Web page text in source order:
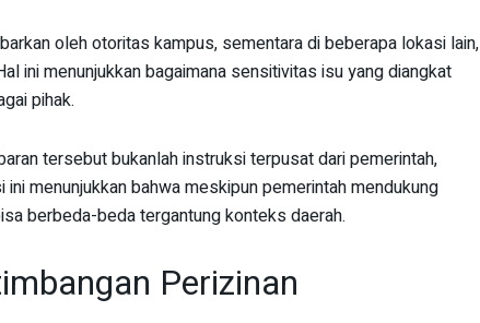
oleh otoritas kampus, sementara di beberapa lokasi lain,
ini menunjukkan bagaimana sensitivitas isu yang diangkat
pihak.
tersebut bukanlah instruksi terpusat dari pemerintah,
menunjukkan bahwa meskipun pemerintah mendukung
berbeda-beda tergantung konteks daerah.
Perizinan